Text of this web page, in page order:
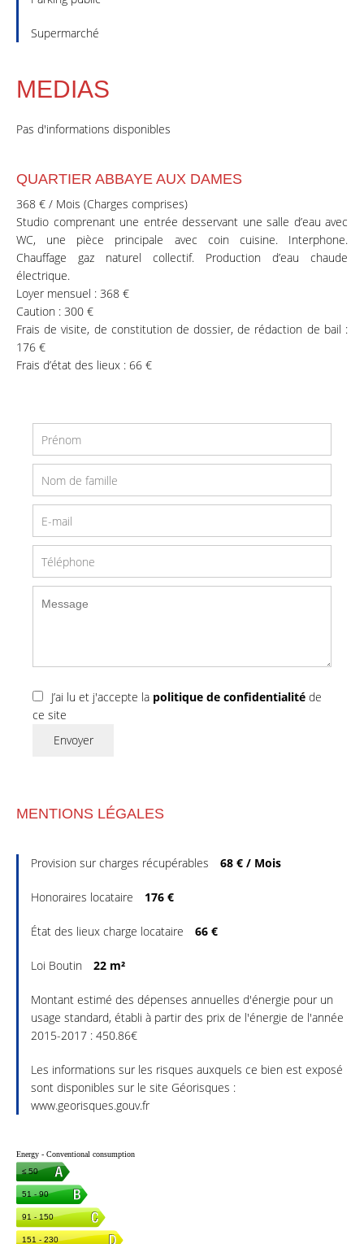
Supermarché
MEDIAS
Pas d'informations disponibles
QUARTIER ABBAYE AUX DAMES
368 € / Mois (Charges comprises)
Studio comprenant une entrée desservant une salle d’eau avec
WC, une pièce principale avec coin cuisine. Interphone.
Chauffage gaz naturel collectif. Production d’eau chaude
électrique.
Loyer mensuel : 368 €
Caution : 300 €
Frais de visite, de constitution de dossier, de rédaction de bail :
176 €
Frais d’état des lieux : 66 €
J’ai lu et j'accepte la politique de confidentialité de
ce site
Envoyer
MENTIONS LÉGALES
Provision sur charges récupérables 68 € / Mois
Honoraires locataire 176 €
État des lieux charge locataire 66 €
Loi Boutin 22 m²
Montant estimé des dépenses annuelles d'énergie pour un
usage standard, établi à partir des prix de l'énergie de l'année
2015-2017 : 450.86€
Les informations sur les risques auxquels ce bien est exposé
sont disponibles sur le site Géorisques :
www.georisques.gouv.fr